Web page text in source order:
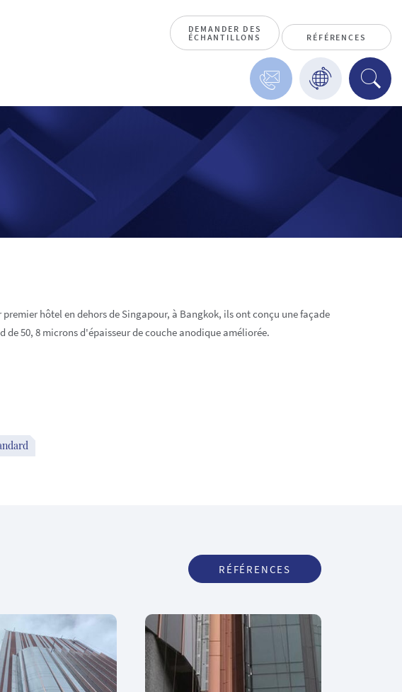
DEMANDER DES
ÉCHANTILLONS
RÉFÉRENCES
hôtel en dehors de Singapour, à Bangkok, ils ont conçu une façade
50, 8 microns d'épaisseur de couche anodique améliorée.
RÉFÉRENCES